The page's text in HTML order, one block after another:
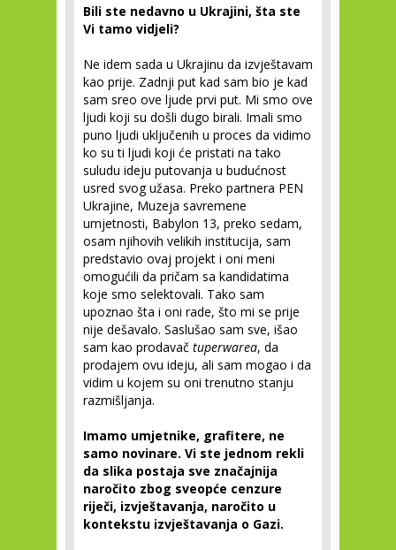
Bili ste nedavno u Ukrajini, šta ste
Vi tamo vidjeli?
Ne idem sada u Ukrajinu da izvještavam
kao prije. Zadnji put kad sam bio je kad
sam sreo ove ljude prvi put. Mi smo ove
ljudi koji su došli dugo birali. Imali smo
puno ljudi uključenih u proces da vidimo
ko su ti ljudi koji će pristati na tako
suludu ideju putovanja u budućnost
usred svog užasa. Preko partnera PEN
Ukrajine, Muzeja savremene
umjetnosti, Babylon 13, preko sedam,
osam njihovih velikih institucija, sam
predstavio ovaj projekt i oni meni
omogućili da pričam sa kandidatima
koje smo selektovali. Tako sam
upoznao šta i oni rade, što mi se prije
nije dešavalo. Saslušao sam sve, išao
sam kao prodavač tuperwarea, da
prodajem ovu ideju, ali sam mogao i da
vidim u kojem su oni trenutno stanju
razmišljanja.
Imamo umjetnike, grafitere, ne
samo novinare. Vi ste jednom rekli
da slika postaja sve značajnija
naročito zbog sveopće cenzure
riječi, izvještavanja, naročito u
kontekstu izvještavanja o Gazi.